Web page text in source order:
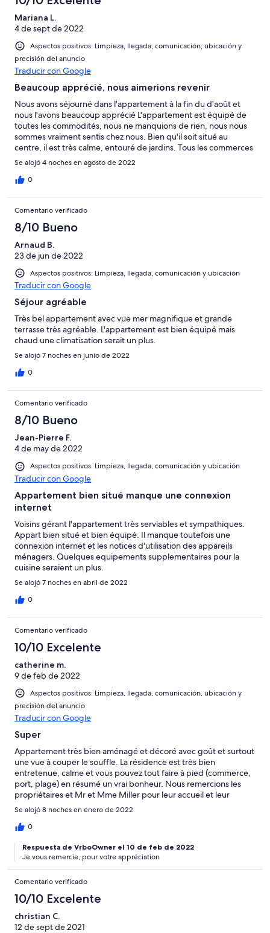
Mariana L.
4 de sept de 2022
Aspectos positivos: Limpieza, llegada, comunicación, ubicación y
precisión del anuncio
Traducir con Google
Beaucoup apprécié, nous aimerions revenir
Nous avons séjourné dans l'appartement à la fin du d'août et
nous l'avons beaucoup apprécié L'appartement est équipé de
toutes les commodités, nous ne manquions de rien, nous nous
sommes vraiment sentis chez nous. Bien qu'il soit situé au
centre, il est très calme, entouré de jardins. Tous les commerces
indispensables sont à proximité immédiate. La terrasse avec une
vue imprenable sur la baie et la brise de l'après-midi a été très
appréciée. Nous avons l'intention de revenir
Se alojó 4 noches en agosto de 2022
0
Comentario verificado
8/10 Bueno
Arnaud B.
23 de jun de 2022
Aspectos positivos: Limpieza, llegada, comunicación y ubicación
Traducir con Google
Séjour agréable
Très bel appartement avec vue mer magnifique et grande
terrasse très agréable. L'appartement est bien équipé mais
chaud une climatisation serait un plus.
Se alojó 7 noches en junio de 2022
0
Comentario verificado
8/10 Bueno
Jean-Pierre F.
4 de may de 2022
Aspectos positivos: Limpieza, llegada, comunicación y ubicación
Traducir con Google
Appartement bien situé manque une connexion
internet
Voisins gérant l'appartement très serviables et sympathiques.
Appart bien situé et bien équipé. Il manque toutefois une
connexion internet et les notices d'utilisation des appareils
ménagers. Quelques equipements supplementaires pour la
cuisine seraient un plus.
Se alojó 7 noches en abril de 2022
0
Comentario verificado
10/10 Excelente
catherine m.
9 de feb de 2022
Aspectos positivos: Limpieza, llegada, comunicación, ubicación y
precisión del anuncio
Traducir con Google
Super
Appartement très bien aménagé et décoré avec goût et surtout
une vue à couper le souffle. La résidence est très bien
entretenue, calme et vous pouvez tout faire à pied (commerce,
port, plage) en résumé un vrai bonheur. Nous remercions les
propriétaires et Mr et Mme Miller pour leur accueil et leur
gentillesse.
Se alojó 8 noches en enero de 2022
0
Respuesta de VrboOwner el 10 de feb de 2022
Je vous remercie, pour votre appréciation
Comentario verificado
10/10 Excelente
christian C.
12 de sept de 2021